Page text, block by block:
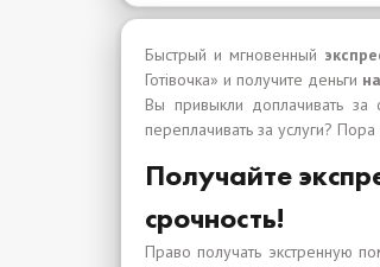
Быстрый и мгновенный
Готівочка» и получите деньги
Вы привыкли доплачивать
переплачивать за услуги?
Получайте
срочность!
Право получать экстренную